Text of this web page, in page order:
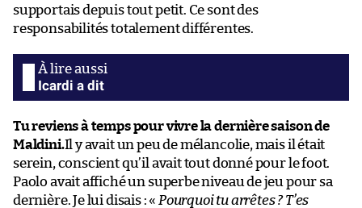
supportais depuis tout petit. Ce sont des
responsabilités totalement différentes.
Icardi a dit
Tu reviens à temps pour vivre la dernière saison de
Maldini.Il y avait un peu de mélancolie, mais il était
serein, conscient qu’il avait tout donné pour le foot.
Paolo avait affiché un superbe niveau de jeu pour sa
dernière. Je lui disais : « Pourquoi tu arrêtes ? T’es